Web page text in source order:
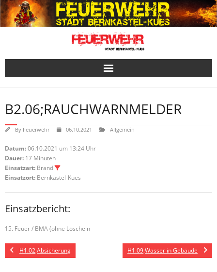
Skip
to
content
B2.06;RAUCHWARNMELDER
By Feuerwehr 06.10.2021 Allgemein
Datum:06.10.2021 um 13:24 Uhr
Dauer: 17 Minuten
Einsatzart: Brand
Einsatzort: Bernkastel-Kues
Einsatzbericht:
15. Feuer / BMA (ohne Löschein
H1.02;Absicherung H1.09;Wasser in Gebäude